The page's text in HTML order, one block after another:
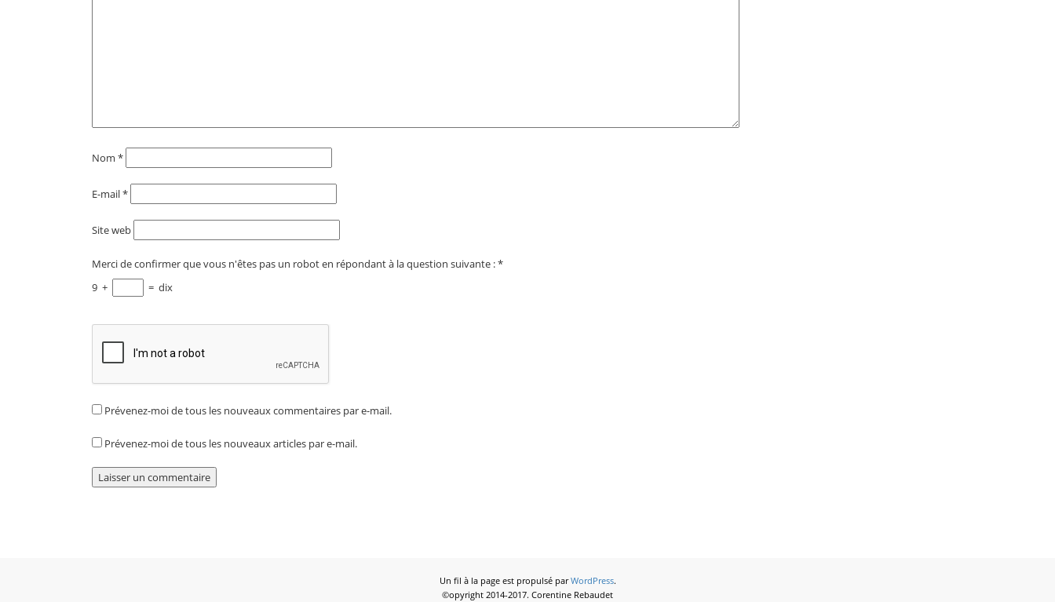
Nom *
E-mail*
Site web
Merci de confirmer que vous n'êtes pas un robot en répondant à la question suivante :*
9 + = dix
Prévenez-moi de tous les nouveaux commentaires par e-mail.
Prévenez-moi de tous les nouveaux articles par e-mail.
Un fil à la page est propulsé parWordPress.
©opyright 2014-2017. Corentine Rebaudet